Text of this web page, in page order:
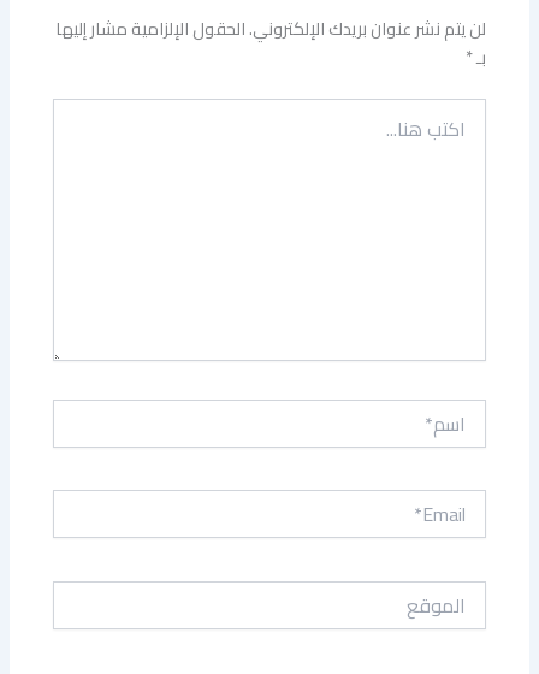
لن يتم نشر عنوان بريدك الإلكتروني.الحقول الإلزامية مشار إليها
بـ*
اكتب
هنا...
اسم*
Email*
الموقع